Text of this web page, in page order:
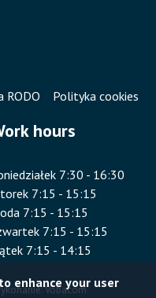
enhance your user
RODO Polityka cookies
hours
7:30 - 16:30
7:15 - 15:15
7:15 - 15:15
7:15 - 15:15
7:15 - 14:15
Vobacom